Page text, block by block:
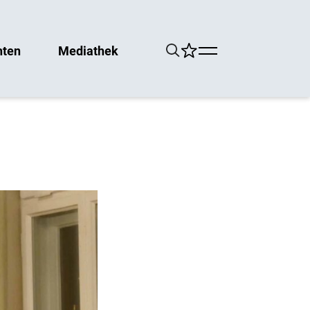
Mediathek